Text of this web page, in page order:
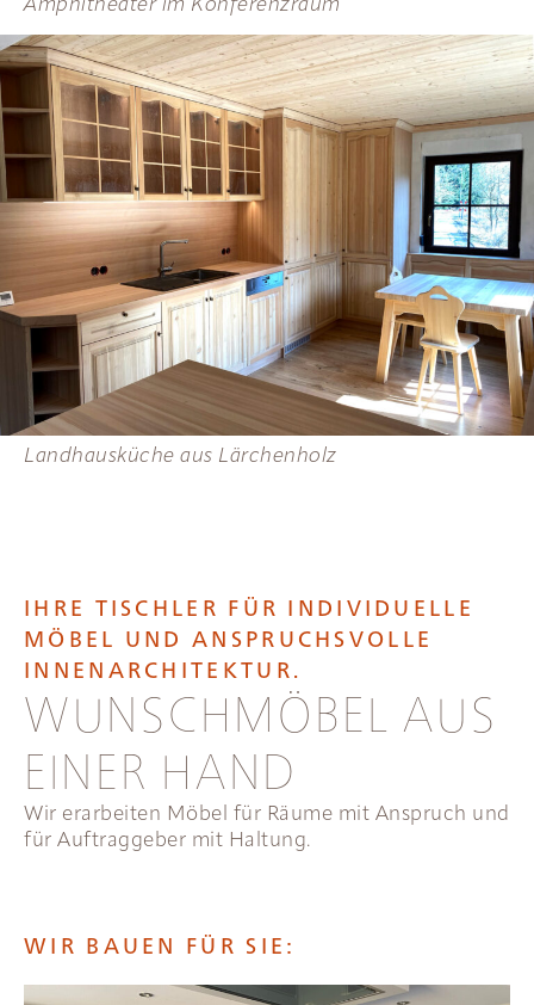
Landhausküche aus Lärchenholz
IHRE TISCHLER FÜR INDIVIDUELLE
MÖBEL UND ANSPRUCHSVOLLE
INNENARCHITEKTUR.
WUNSCHMÖBEL AUS
EINER HAND
Wir erarbeiten Möbel für Räume mit Anspruch und
für Auftraggeber mit Haltung.
WIR BAUEN FÜR SIE: